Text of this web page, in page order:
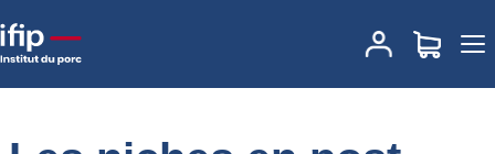
Accueil
Les niches en post-sevrage : régulation
par case ou par salle